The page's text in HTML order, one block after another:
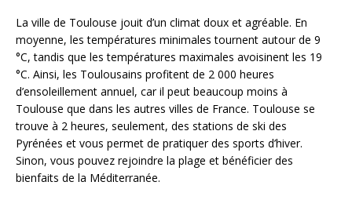
La ville de Toulouse jouit d’un climat doux et agréable. En
moyenne, les températures minimales tournent autour de 9
°C, tandis que les températures maximales avoisinent les 19
°C. Ainsi, les Toulousains profitent de 2 000 heures
d’ensoleillement annuel, car il peut beaucoup moins à
Toulouse que dans les autres villes de France. Toulouse se
trouve à 2 heures, seulement, des stations de ski des
Pyrénées et vous permet de pratiquer des sports d’hiver.
Sinon, vous pouvez rejoindre la plage et bénéficier des
bienfaits de la Méditerranée.